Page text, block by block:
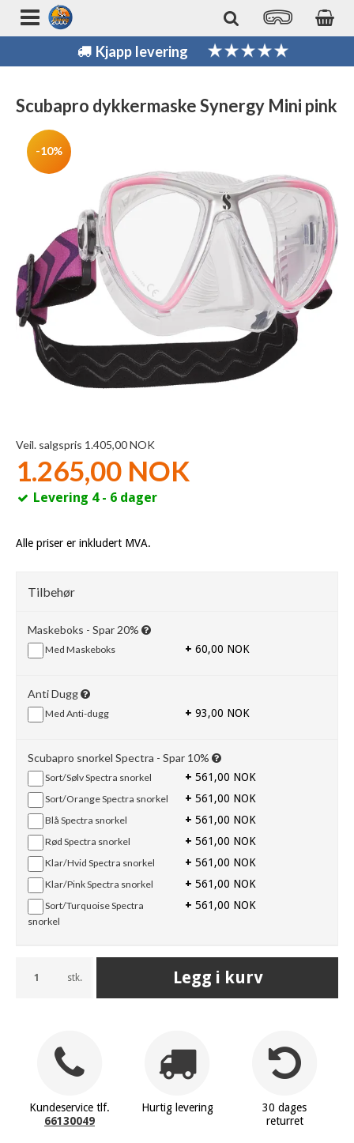
Kjapp levering
Scubapro dykkermaske Synergy Mini pink
-10%
Veil. salgspris 1.405,00 NOK
1.265,00 NOK
Levering 4 - 6 dager
Alle priser er inkludert MVA.
Tilbehør
Maskeboks - Spar 20%
Med Maskeboks + 60,00 NOK
Anti Dugg
Med Anti-dugg + 93,00 NOK
Scubapro snorkel Spectra - Spar 10%
Sort/Sølv Spectra snorkel + 561,00 NOK
Sort/Orange Spectra snorkel + 561,00 NOK
Blå Spectra snorkel + 561,00 NOK
Rød Spectra snorkel + 561,00 NOK
Klar/Hvid Spectra snorkel + 561,00 NOK
Klar/Pink Spectra snorkel + 561,00 NOK
snorkel
+ 561,00 NOK
stk. Legg i kurv
Kundeservice tlf.
66130049
Hurtig levering
30 dages
returret